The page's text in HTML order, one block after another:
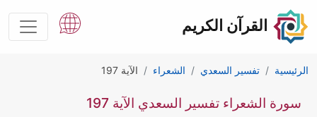
القرآن الكريم
الرئيسية تفسير السعدي الشعراء الآية 197
سورة الشعراء تفسير السعدي الآية 197